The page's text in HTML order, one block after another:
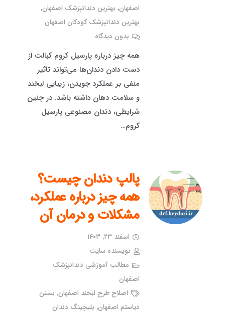
اصفهان, بهترین دندانپزشک اصفهان,
بهترین دندانپزشک کودکان اصفهان
بدون دیدگاه
همه چیز درباره پارسیل کروم کبالت از
دست دادن دندان‌ها می‌تواند تأثیر
منفی بر عملکرد جویدن، زیبایی لبخند
و سلامت دهان داشته باشد. در چنین
شرایطی، دندان مصنوعی پارسیل
کروم…
پالپ دندان چیست؟
همه چیز درباره عملکرد،
مشکلات و درمان آن
اسفند ۲۳, ۱۴۰۳
نویسنده سایت
مطالب آموزشی دندانپزشک
اصفهان
اصلاح طرح لبخند اصفهان, بستن
دیاستم اصفهان, بلیچینگ دندان